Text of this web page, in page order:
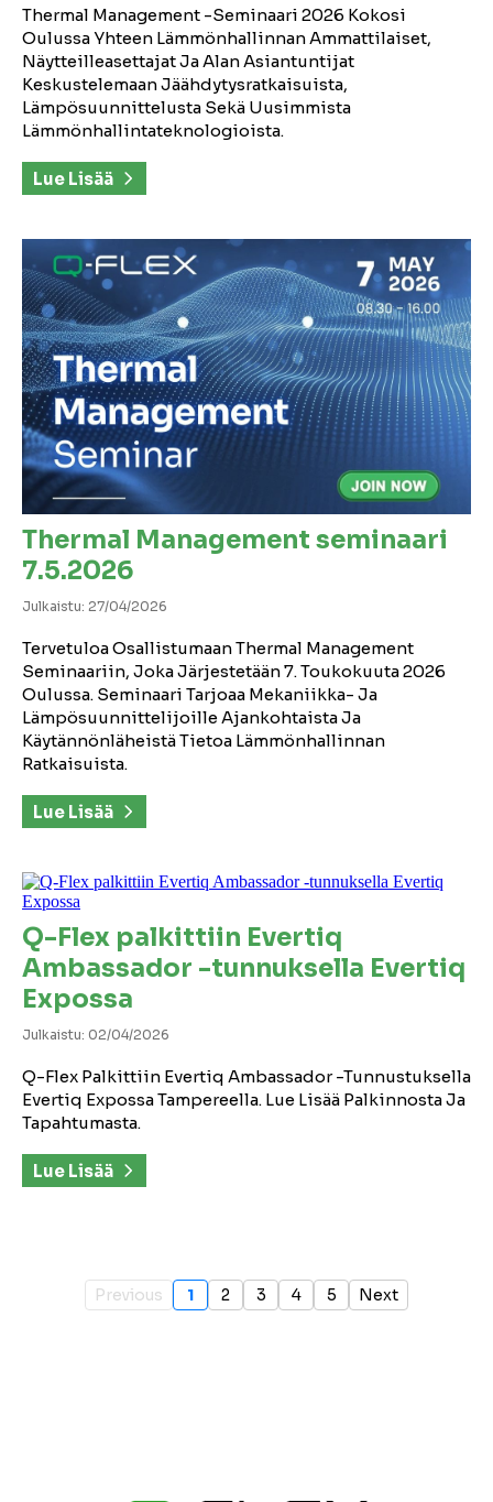
Thermal Management -seminaari 2026 Kokosi
Oulussa Yhteen Lämmönhallinnan Ammattilaiset,
Näytteilleasettajat Ja Alan Asiantuntijat
Keskustelemaan Jäähdytysratkaisuista,
Lämpösuunnittelusta Sekä Uusimmista
Lämmönhallintateknologioista.
Lue Lisää
Thermal Management seminaari
7.5.2026
Julkaistu: 27/04/2026
Tervetuloa Osallistumaan Thermal Management
Seminaariin, Joka Järjestetään 7. Toukokuuta 2026
Oulussa. Seminaari Tarjoaa Mekaniikka- Ja
Lämpösuunnittelijoille Ajankohtaista Ja
Käytännönläheistä Tietoa Lämmönhallinnan
Ratkaisuista.
Lue Lisää
Q-Flex palkittiin Evertiq
Ambassador -tunnuksella Evertiq
Expossa
Julkaistu: 02/04/2026
Q-Flex Palkittiin Evertiq Ambassador -tunnustuksella
Evertiq Expossa Tampereella. Lue Lisää Palkinnosta Ja
Tapahtumasta.
Lue Lisää
Previous 1 2 3 4 5 Next